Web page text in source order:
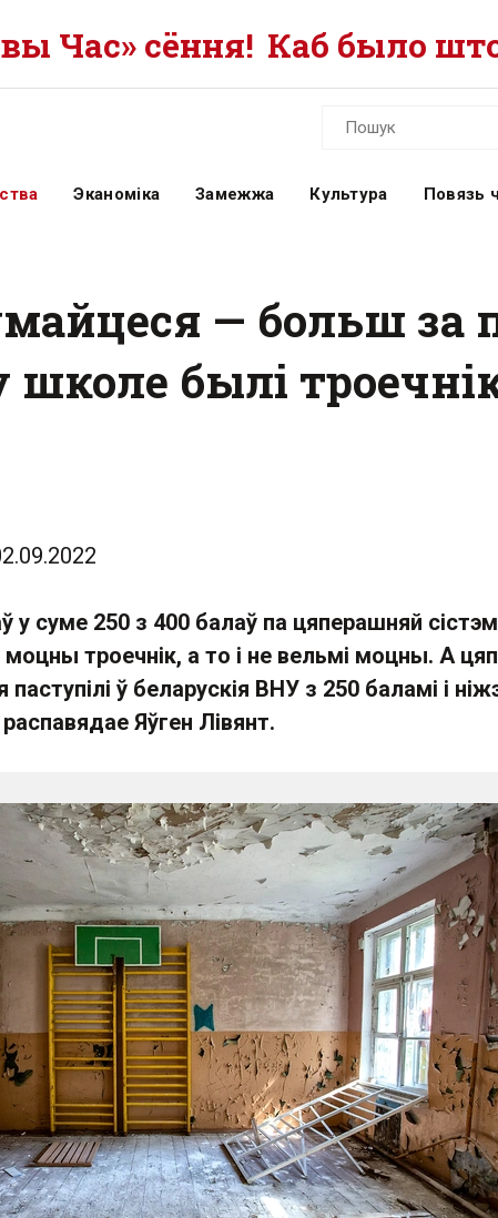
Час» сёння! Каб было
Эканоміка Замежжа Культура Повязь
— больш за
былі
у суме 250 з 400 балаў па цяперашняй
моцны троечнік, а то і не вельмі моцны. А
паступілі ў беларускія ВНУ з 250 баламі і
Яўген Лівянт.